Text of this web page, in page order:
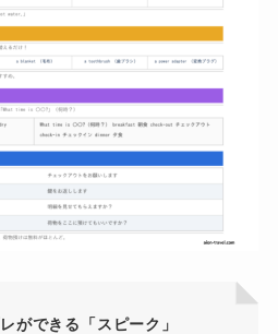
ができる「スピーク」